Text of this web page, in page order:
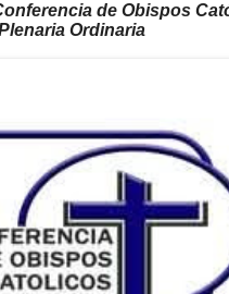
de Obispos
Ordinaria